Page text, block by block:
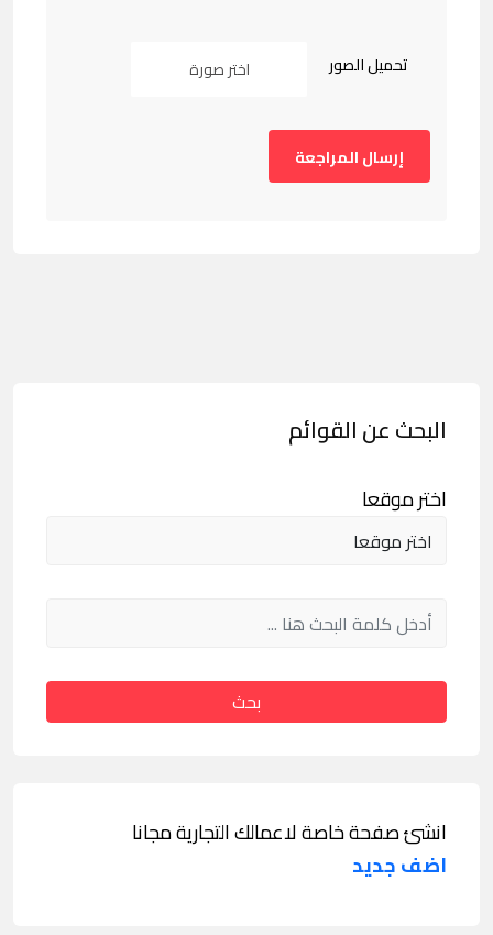
تحميل الصور اختر صورة
البحث عن القوائم
اختر موقعا
بحث
انشئ صفحة خاصة لاعمالك التجارية مجانا
اضف جديد